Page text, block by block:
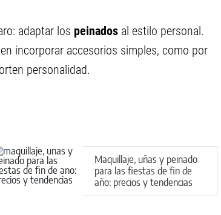
adaptar los peinados al estilo personal.
incorporar accesorios simples, como por
personalidad.
Maquillaje, uñas y peinado
para las fiestas de fin de
año: precios y tendencias